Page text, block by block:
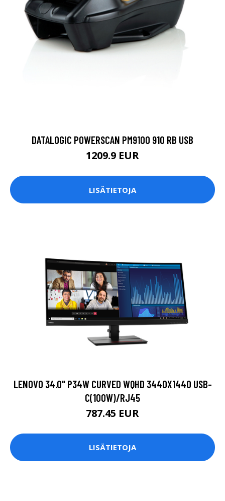
DATALOGIC POWERSCAN PM9100 910 RB USB
1209.9 EUR
LISÄTIETOJA
LENOVO 34.0" P34W CURVED WQHD 3440X1440 USB-
C(100W)/RJ45
787.45 EUR
LISÄTIETOJA